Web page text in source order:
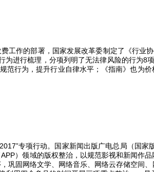
工作的部署，国家发展改革委制定了《行业
为进行梳理，分项列明了无法律风险的行为8
范行为，提升行业自律水平；《指南》也为
2017”专项行动。国家新闻出版广电总局（国家
APP）领域的版权整治，以规范影视和新闻作
巩固网络文学、网络音乐、网络云存储空间